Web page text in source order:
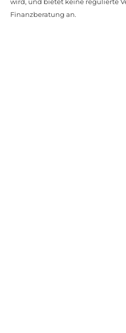
Finanzberatung an.